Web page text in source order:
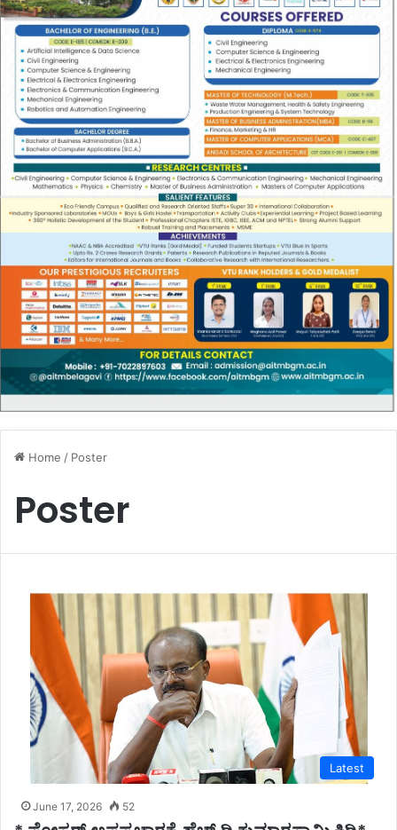
Home / Poster
Poster
Latest
June 17, 2026 52